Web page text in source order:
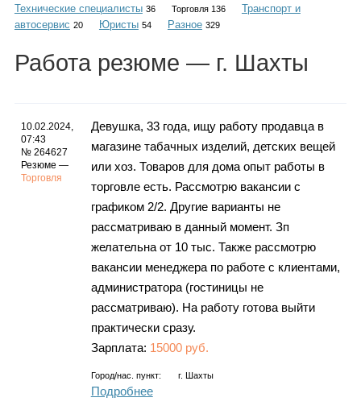
Каталог
Гороскоп
Карты
Фотогалерея
Технические специалисты 36 Торговля 136
Транспорт и
автосервис 20 Юристы 54 Разное 329
Работа резюме — г. Шахты
10.02.2024,
07:43
№ 264627
Резюме —
Торговля
Девушка, 33 года, ищу работу продавца в
магазине табачных изделий, детских вещей
или хоз. Товаров для дома опыт работы в
торговле есть. Рассмотрю вакансии с
графиком 2/2. Другие варианты не
рассматриваю в данный момент. Зп
желательна от 10 тыс. Также рассмотрю
вакансии менеджера по работе с клиентами,
администратора (гостиницы не
рассматриваю). На работу готова выйти
практически сразу.
Зарплата: 15000 руб.
Город/нас. пункт: г. Шахты
Подробнее